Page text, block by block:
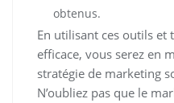
obtenus.
En utilisant ces outils et
efficace, vous serez en
stratégie de marketing
N’oubliez pas que le